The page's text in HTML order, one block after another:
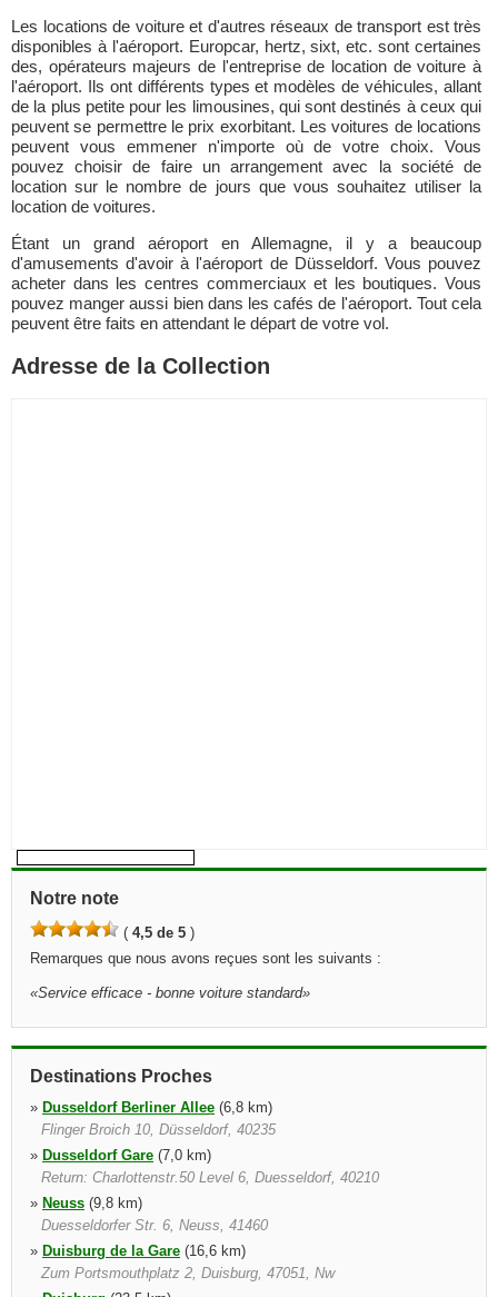
Les locations de voiture et d'autres réseaux de transport est très
disponibles à l'aéroport. Europcar, hertz, sixt, etc. sont certaines
des, opérateurs majeurs de l'entreprise de location de voiture à
l'aéroport. Ils ont différents types et modèles de véhicules, allant
de la plus petite pour les limousines, qui sont destinés à ceux qui
peuvent se permettre le prix exorbitant. Les voitures de locations
peuvent vous emmener n'importe où de votre choix. Vous
pouvez choisir de faire un arrangement avec la société de
location sur le nombre de jours que vous souhaitez utiliser la
location de voitures.
Étant un grand aéroport en Allemagne, il y a beaucoup
d'amusements d'avoir à l'aéroport de Düsseldorf. Vous pouvez
acheter dans les centres commerciaux et les boutiques. Vous
pouvez manger aussi bien dans les cafés de l'aéroport. Tout cela
peuvent être faits en attendant le départ de votre vol.
Adresse de la Collection
Notre note
( 4,5 de 5 )
Remarques que nous avons reçues sont les suivants :
«Service efficace - bonne voiture standard»
Destinations Proches
» Dusseldorf Berliner Allee (6,8 km)
Flinger Broich 10, Düsseldorf, 40235
» Dusseldorf Gare (7,0 km)
Return: Charlottenstr.50 Level 6, Duesseldorf, 40210
» Neuss (9,8 km)
Duesseldorfer Str. 6, Neuss, 41460
» Duisburg de la Gare (16,6 km)
Zum Portsmouthplatz 2, Duisburg, 47051, Nw